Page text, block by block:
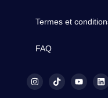
Termes et
FAQ